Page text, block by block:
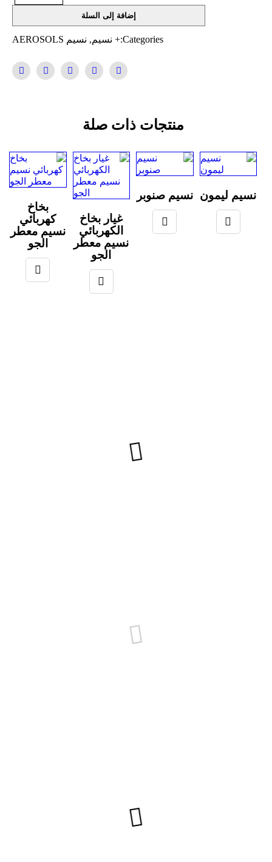
إضافة إلى السلة
Categories: + نسيم, نسيم AEROSOLS
منتجات ذات صلة
بخاخ
كهربائي
نسيم معطر
الجو
غيار بخاخ
الكهربائي
نسيم معطر
الجو
نسيم صنوبر نسيم ليمون